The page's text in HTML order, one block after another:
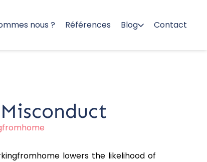
nous ? Références Blog Contact
lowers the likelihood of